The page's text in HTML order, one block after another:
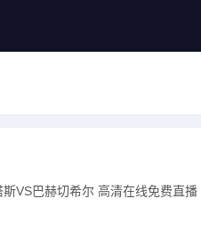
斯VS巴赫切希尔 高清在线免费直播